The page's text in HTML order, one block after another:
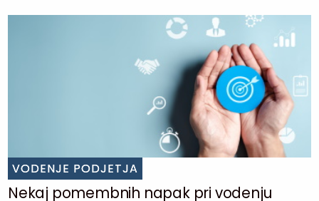
VODENJE PODJETJA
Nekaj pomembnih napak pri vodenju